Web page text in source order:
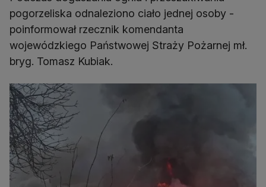
pogorzeliska odnaleziono ciało jednej osoby -
poinformował rzecznik komendanta
wojewódzkiego Państwowej Straży Pożarnej mł.
bryg. Tomasz Kubiak.